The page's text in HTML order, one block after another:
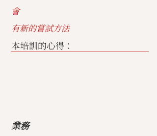
會
有新的嘗試方法
本培訓的心得：
業務